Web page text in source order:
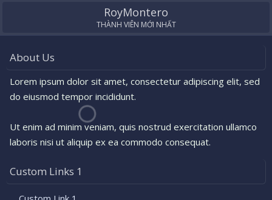
RoyMontero
THÀNH VIÊN MỚI NHẤT
About Us
Lorem ipsum dolor sit amet, consectetur adipiscing elit, sed
do eiusmod tempor incididunt.
Ut enim ad minim veniam, quis nostrud exercitation ullamco
laboris nisi ut aliquip ex ea commodo consequat.
Custom Links 1